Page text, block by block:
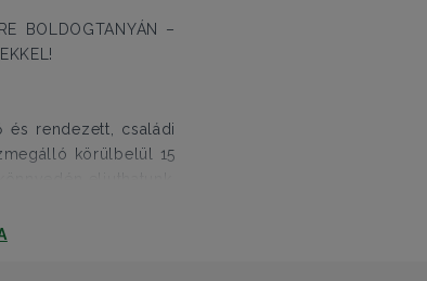
BOLDOGTANYÁN –
és rendezett, családi
körülbelül 15